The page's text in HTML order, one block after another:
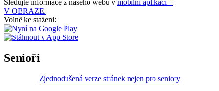
Sledujte informace z našeho webu v mobilní aplikaci –
V OBRAZE.
Volně ke stažení:
Senioři
Zjednodušená verze stránek nejen pro seniory